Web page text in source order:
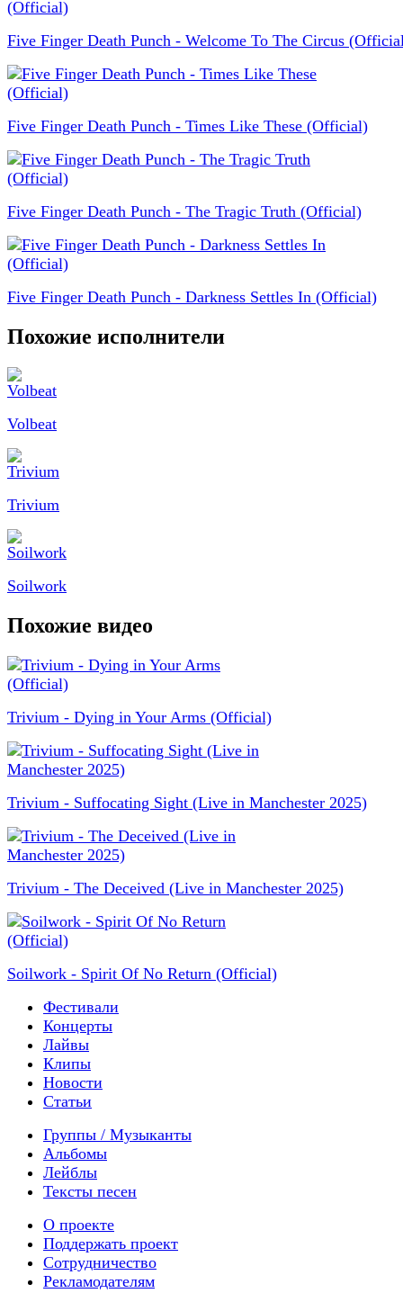
Five Finger Death Punch - Welcome To The Circus
Five Finger Death Punch - Times Like These (Official)
Five Finger Death Punch - The Tragic Truth (Official)
Five Finger Death Punch - Darkness Settles In (Official)
Похожие исполнители
Volbeat
Trivium
Soilwork
Похожие видео
Trivium - Dying in Your Arms (Official)
Trivium - Suffocating Sight (Live in Manchester 2025)
Trivium - The Deceived (Live in Manchester 2025)
Soilwork - Spirit Of No Return (Official)
Фестивали
Концерты
Лайвы
Клипы
Новости
Статьи
Группы / Музыканты
Альбомы
Лейблы
Тексты песен
О проекте
Поддержать проект
Сотрудничество
Рекламодателям